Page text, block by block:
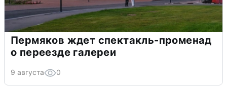
Пермяков ждет спектакль-променад
о переезде галереи
9 августа 0